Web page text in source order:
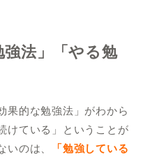
法」「やる勉
果的な勉強法」がわから
けている」ということが
のは、
「勉強している